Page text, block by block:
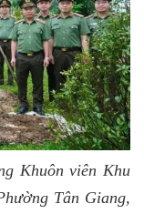
Khuôn viên Khu
Tân Giang,